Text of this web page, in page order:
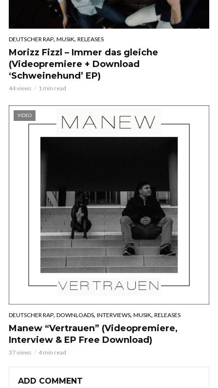
DEUTSCHER RAP, MUSIK, RELEASES
Morizz Fizzl – Immer das gleiche
(Videopremiere + Download
‘Schweinehund’ EP)
44 views 1 min read
VIDEO
DEUTSCHER RAP, DOWNLOADS, INTERVIEWS, MUSIK, RELEASES
Manew “Vertrauen” (Videopremiere,
Interview & EP Free Download)
37 views 4 min read
ADD COMMENT